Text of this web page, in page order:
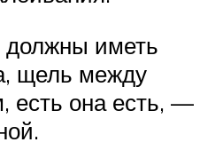
иметь
щель между
есть она есть, —